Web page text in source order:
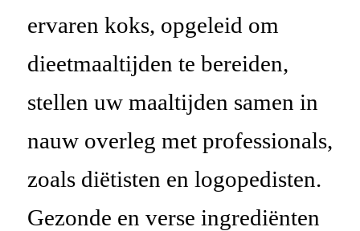
ervaren koks, opgeleid om
dieetmaaltijden te bereiden,
stellen uw maaltijden samen in
nauw overleg met professionals,
zoals diëtisten en logopedisten.
Gezonde en verse ingrediënten